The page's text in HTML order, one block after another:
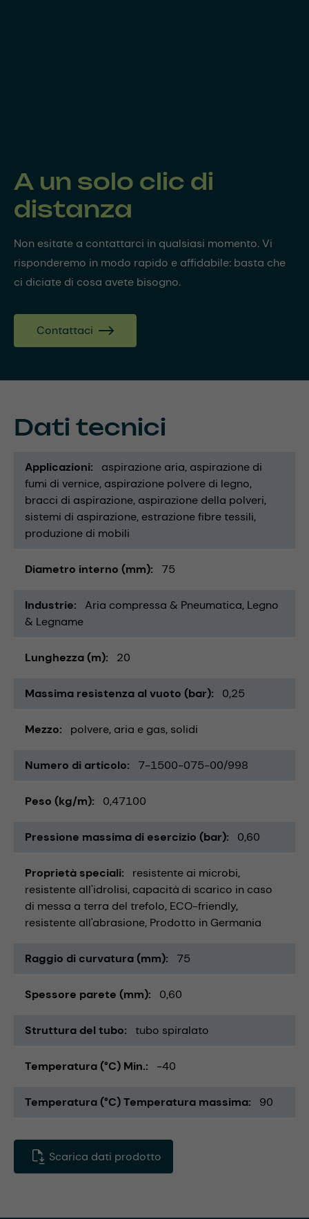
A un solo clic di
distanza
Non esitate a contattarci in qualsiasi momento. Vi
risponderemo in modo rapido e affidabile: basta che
ci diciate di cosa avete bisogno.
Contattaci
Dati tecnici
Applicazioni aspirazione aria aspirazione di
fumi di vernice aspirazione polvere di legno
bracci di aspirazione aspirazione della polveri
sistemi di aspirazione estrazione fibre tessili
produzione di mobili
Diametro interno (mm) 75
Industrie Aria compressa & Pneumatica Legno
& Legname
Lunghezza (m) 20
Massima resistenza al vuoto (bar) 0,25
Mezzo polvere aria e gas solidi
Numero di articolo 7-1500-075-00/998
Peso (kg/m) 0,47100
Pressione massima di esercizio (bar) 0,60
Proprietà speciali
resistente ai microbi
resistente all'idrolisi capacità di scarico in caso
di messa a terra del trefolo ECO-friendly
resistente all'abrasione Prodotto in Germania
Raggio di curvatura (mm) 75
Spessore parete (mm) 0,60
Struttura del tubo tubo spiralato
Temperatura (°C) Min. -40
Temperatura (°C) Temperatura massima 90
Scarica dati prodotto